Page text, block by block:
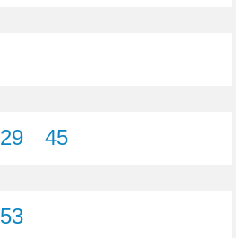
29
45
53